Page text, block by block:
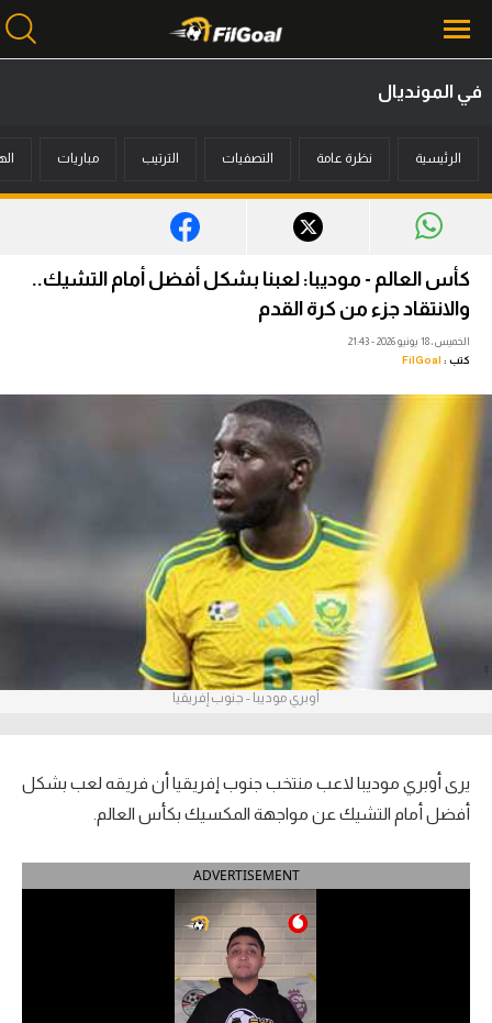
أخبار
ميركاتو
فانتازي في الجول
مسابقة التوقعات
آراء حرة
ركن الألعاب
بطولات
أمريكا 2026
الدوري الإنجليزي الممتاز
الدوري الإسباني
في المونديال
الرئيسية نظرة عامة التصفيات الترتيب مباريات
كأس العالم - موديبا: لعبنا بشكل أفضل أمام التشيك..
والانتقاد جزء من كرة القدم
الخميس، 18 يونيو 2026 - 21:43
كتب : FilGoal
أوبري موديبا - جنوب إفريقيا
يرى أوبري موديبا لاعب منتخب جنوب إفريقيا أن فريقه لعب بشكل
أفضل أمام التشيك عن مواجهة المكسيك بكأس العالم.
ADVERTISEMENT